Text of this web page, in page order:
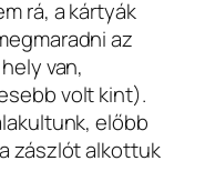
rá, a kártyák
az
van,
volt kint).
előbb
zászlót alkottuk